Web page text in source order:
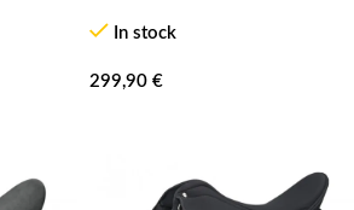
In stock
299,90 €